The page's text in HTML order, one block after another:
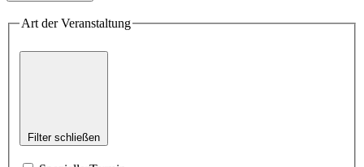
Art der Veranstaltung
Filter schließen